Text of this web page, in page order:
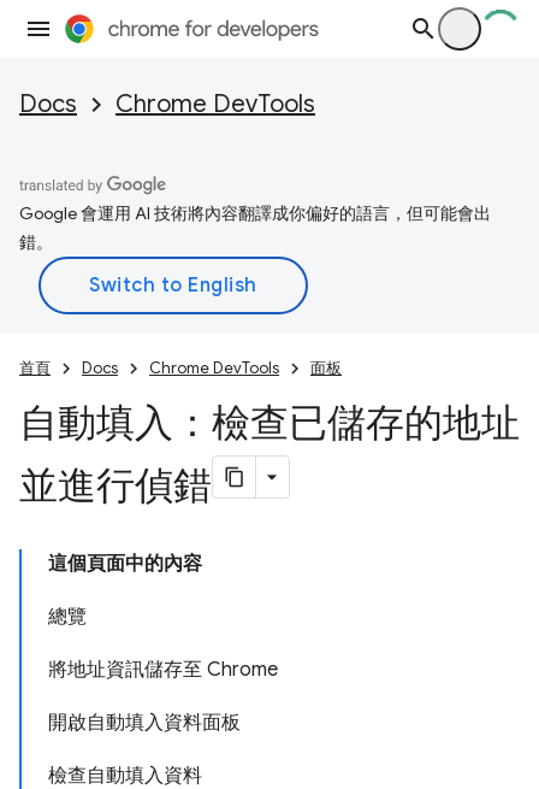
Docs Chrome DevTools
Google 會運用 AI 技術將內容翻譯成你偏好的語言，但可能會出
錯。
首頁 Docs Chrome DevTools 面板
自動填入：檢查已儲存的地址
並進行偵錯
這個頁面中的內容
總覽
將地址資訊儲存至 Chrome
開啟自動填入資料面板
檢查自動填入資料